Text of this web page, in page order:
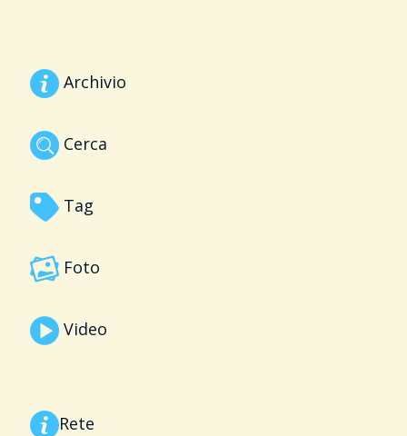
Archivio
Cerca
Tag
Foto
Video
Rete